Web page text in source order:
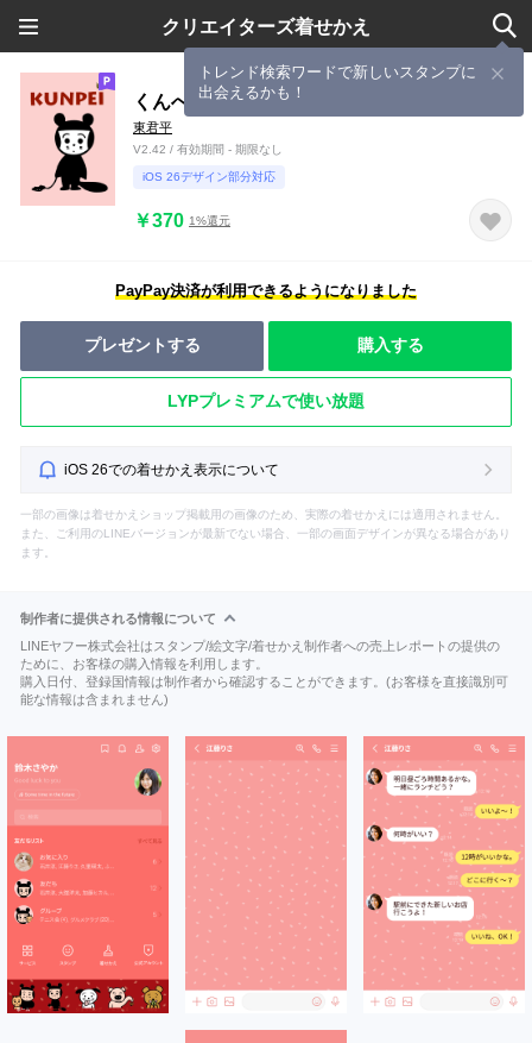
クリエイターズ着せかえ
トレンド検索ワードで新しいスタンプに
出会えるかも！
くんぺい
東君平
V2.42 / 有効期間 - 期限なし
iOS 26デザイン部分対応
￥370 1%還元
PayPay決済が利用できるようになりました
プレゼントする 購入する
LYPプレミアムで使い放題
iOS 26での着せかえ表示について
一部の画像は着せかえショップ掲載用の画像のため、実際の着せかえには適用されません。
また、ご利用のLINEバージョンが最新でない場合、一部の画面デザインが異なる場合があり
ます。
制作者に提供される情報について
LINEヤフー株式会社はスタンプ/絵文字/着せかえ制作者への売上レポートの提供の
ために、お客様の購入情報を利用します。
購入日付、登録国情報は制作者から確認することができます。(お客様を直接識別可
能な情報は含まれません)